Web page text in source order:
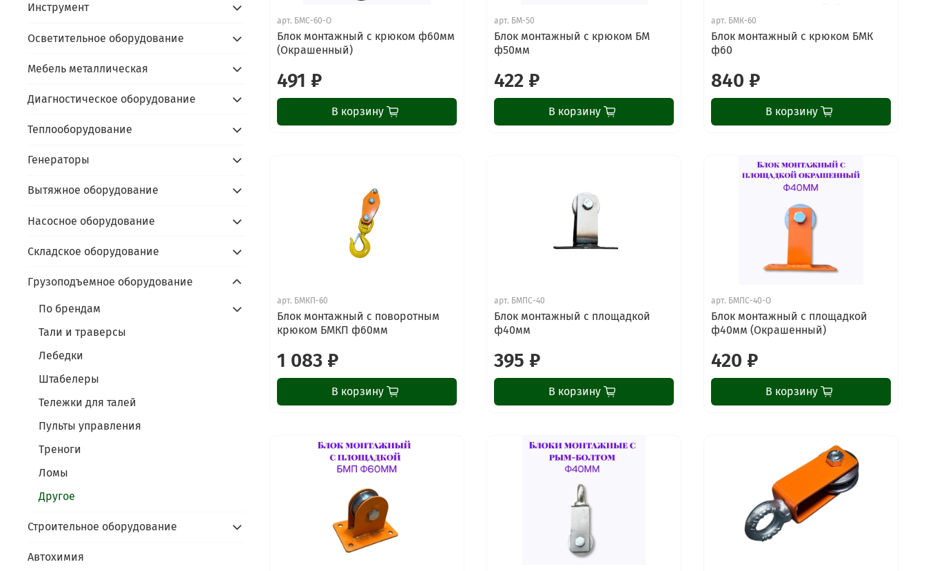
арт. БМС-60-О
Блок монтажный с крюком ф60мм
(Окрашенный)
491 ₽
В корзину
арт. БМ-50
Блок монтажный с крюком БМ
ф50мм
422 ₽
В корзину
арт. БМК-60
Блок монтажный с крюком БМК
ф60
840 ₽
В корзину
арт. БМКП-60
Блок монтажный с поворотным
крюком БМКП ф60мм
1 083 ₽
В корзину
арт. БМПС-40
Блок монтажный с площадкой
ф40мм
395 ₽
В корзину
арт. БМПС-40-О
Блок монтажный с площадкой
ф40мм (Окрашенный)
420 ₽
В корзину
Инструмент
Осветительное оборудование
Мебель металлическая
Диагностическое оборудование
Теплооборудование
Генераторы
Вытяжное оборудование
Насосное оборудование
Складское оборудование
Грузоподъемное оборудование
По брендам
Тали и траверсы
Лебедки
Штабелеры
Тележки для талей
Пульты управления
Треноги
Ломы
Другое
Строительное оборудование
Автохимия